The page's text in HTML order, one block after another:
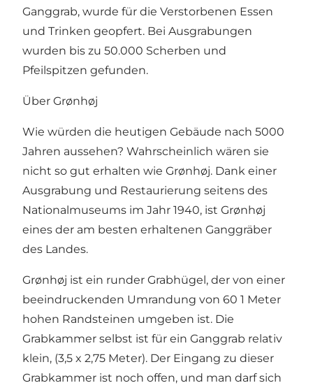
Ganggrab, wurde für die Verstorbenen Essen
und Trinken geopfert. Bei Ausgrabungen
wurden bis zu 50.000 Scherben und
Pfeilspitzen gefunden.
Über Grønhøj
Wie würden die heutigen Gebäude nach 5000
Jahren aussehen? Wahrscheinlich wären sie
nicht so gut erhalten wie Grønhøj. Dank einer
Ausgrabung und Restaurierung seitens des
Nationalmuseums im Jahr 1940, ist Grønhøj
eines der am besten erhaltenen Ganggräber
des Landes.
Grønhøj ist ein runder Grabhügel, der von einer
beeindruckenden Umrandung von 60 1 Meter
hohen Randsteinen umgeben ist. Die
Grabkammer selbst ist für ein Ganggrab relativ
klein, (3,5 x 2,75 Meter). Der Eingang zu dieser
Grabkammer ist noch offen, und man darf sich